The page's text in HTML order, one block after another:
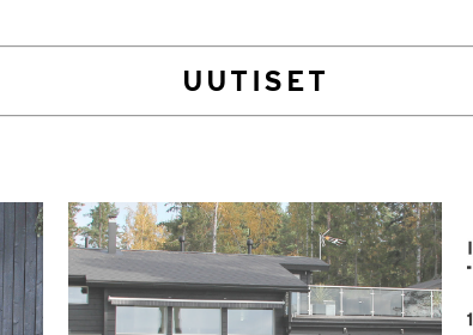
UUTISET